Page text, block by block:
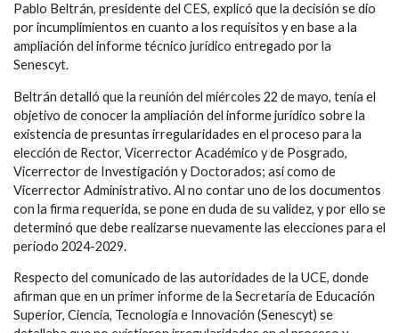
Pablo Beltrán, presidente del CES, explicó que la decisión se dio
por incumplimientos en cuanto a los requisitos y en base a la
ampliación del informe técnico jurídico entregado por la
Senescyt.
Beltrán detalló que la reunión del miércoles 22 de mayo, tenía el
objetivo de conocer la ampliación del informe jurídico sobre la
existencia de presuntas irregularidades en el proceso para la
elección de Rector, Vicerrector Académico y de Posgrado,
Vicerrector de Investigación y Doctorados; así como de
Vicerrector Administrativo. Al no contar uno de los documentos
con la firma requerida, se pone en duda de su validez, y por ello se
determinó que debe realizarse nuevamente las elecciones para el
periodo 2024-2029.
Respecto del comunicado de las autoridades de la UCE, donde
afirman que en un primer informe de la Secretaría de Educación
Superior, Ciencia, Tecnología e Innovación (Senescyt) se